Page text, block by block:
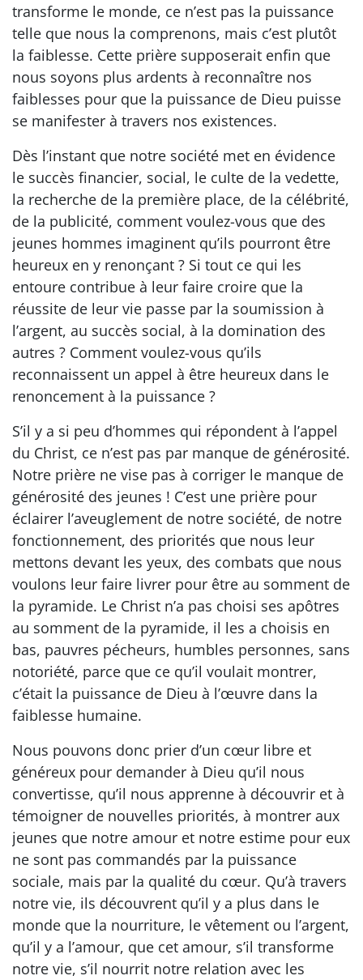
transforme le monde, ce n’est pas la puissance
telle que nous la comprenons, mais c’est plutôt
la faiblesse. Cette prière supposerait enfin que
nous soyons plus ardents à reconnaître nos
faiblesses pour que la puissance de Dieu puisse
se manifester à travers nos existences.
Dès l’instant que notre société met en évidence
le succès financier, social, le culte de la vedette,
la recherche de la première place, de la célébrité,
de la publicité, comment voulez-vous que des
jeunes hommes imaginent qu’ils pourront être
heureux en y renonçant ? Si tout ce qui les
entoure contribue à leur faire croire que la
réussite de leur vie passe par la soumission à
l’argent, au succès social, à la domination des
autres ? Comment voulez-vous qu’ils
reconnaissent un appel à être heureux dans le
renoncement à la puissance ?
S’il y a si peu d’hommes qui répondent à l’appel
du Christ, ce n’est pas par manque de générosité.
Notre prière ne vise pas à corriger le manque de
générosité des jeunes ! C’est une prière pour
éclairer l’aveuglement de notre société, de notre
fonctionnement, des priorités que nous leur
mettons devant les yeux, des combats que nous
voulons leur faire livrer pour être au somment de
la pyramide. Le Christ n’a pas choisi ses apôtres
au somment de la pyramide, il les a choisis en
bas, pauvres pécheurs, humbles personnes, sans
notoriété, parce que ce qu’il voulait montrer,
c’était la puissance de Dieu à l’œuvre dans la
faiblesse humaine.
Nous pouvons donc prier d’un cœur libre et
généreux pour demander à Dieu qu’il nous
convertisse, qu’il nous apprenne à découvrir et à
témoigner de nouvelles priorités, à montrer aux
jeunes que notre amour et notre estime pour eux
ne sont pas commandés par la puissance
sociale, mais par la qualité du cœur. Qu’à travers
notre vie, ils découvrent qu’il y a plus dans le
monde que la nourriture, le vêtement ou l’argent,
qu’il y a l’amour, que cet amour, s’il transforme
notre vie, s’il nourrit notre relation avec les